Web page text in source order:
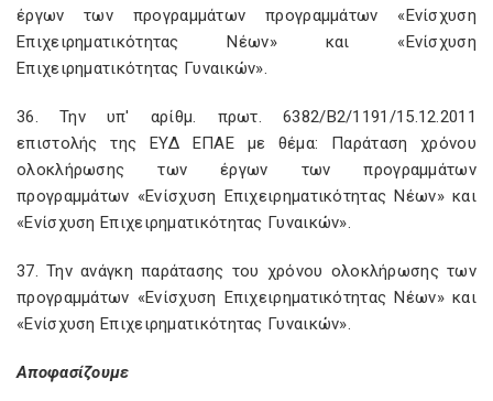
έργων των προγραμμάτων προγραμμάτων «Ενίσχυση
Επιχειρηματικότητας Νέων» και «Ενίσχυση
Επιχειρηματικότητας Γυναικών».
36. Την υπ' αρίθμ. πρωτ. 6382/Β2/1191/15.12.2011
επιστολής της ΕΥΔ ΕΠΑΕ με θέμα: Παράταση χρόνου
ολοκλήρωσης των έργων των προγραμμάτων
προγραμμάτων «Ενίσχυση Επιχειρηματικότητας Νέων» και
«Ενίσχυση Επιχειρηματικότητας Γυναικών».
37. Την ανάγκη παράτασης του χρόνου ολοκλήρωσης των
προγραμμάτων «Ενίσχυση Επιχειρηματικότητας Νέων» και
«Ενίσχυση Επιχειρηματικότητας Γυναικών».
Αποφασίζουμε